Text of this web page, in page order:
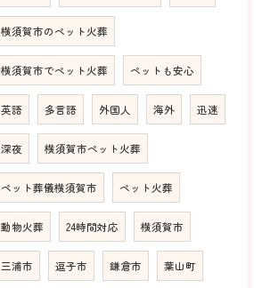
横須賀市のペット火葬
横須賀市でペット火葬 ペットも安心
英語 多言語 外国人 海外 迅速
深夜 横須賀市ペット火葬
ペット葬儀横須賀市 ペット火葬
動物火葬 24時間対応 横須賀市
三浦市 逗子市 鎌倉市 葉山町